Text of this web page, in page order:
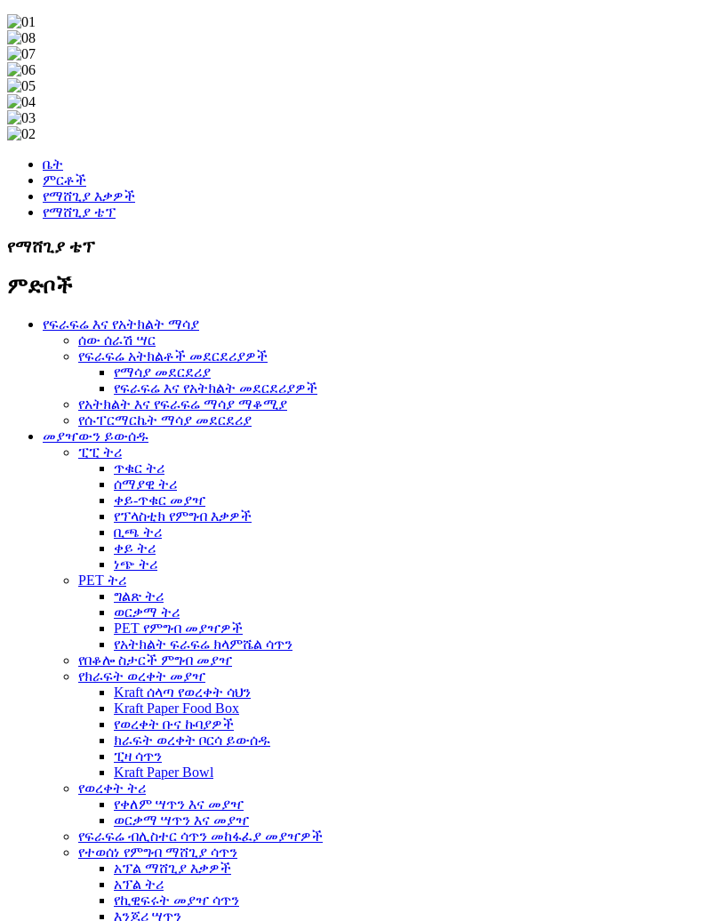
ቤት
ምርቶች
የማሸጊያ እቃዎች
የማሸጊያ ቴፕ
የማሸጊያ ቴፕ
ምድቦች
የፍራፍሬ እና የአትክልት ማሳያ
ሰው ሰራሽ ሣር
የፍራፍሬ አትክልቶች መደርደሪያዎች
የማሳያ መደርደሪያ
የፍራፍሬ እና የአትክልት መደርደሪያዎች
የአትክልት እና የፍራፍሬ ማሳያ ማቆሚያ
የሱፐርማርኬት ማሳያ መደርደሪያ
መያዣውን ይውሰዱ
ፒፒ ትሪ
ጥቁር ትሪ
ሰማያዊ ትሪ
ቀይ-ጥቁር መያዣ
የፕላስቲክ የምግብ እቃዎች
ቢጫ ትሪ
ቀይ ትሪ
ነጭ ትሪ
PET ትሪ
ግልጽ ትሪ
ወርቃማ ትሪ
PET የምግብ መያዣዎች
የአትክልት ፍራፍሬ ክላምሼል ሳጥን
የበቆሎ ስታርች ምግብ መያዣ
የክራፍት ወረቀት መያዣ
Kraft ሰላጣ የወረቀት ሳህን
Kraft Paper Food Box
የወረቀት ቡና ኩባያዎች
ክራፍት ወረቀት ቦርሳ ይውሰዱ
ፒዛ ሳጥን
Kraft Paper Bowl
የወረቀት ትሪ
የቀለም ሣጥን እና መያዣ
ወርቃማ ሣጥን እና መያዣ
የፍራፍሬ ብሊስተር ሳጥን መከፋፈያ መያዣዎች
የተወሰነ የምግብ ማሸጊያ ሳጥን
አፕል ማሸጊያ እቃዎች
አፕል ትሪ
የኪዊፍሩት መያዣ ሳጥን
እንጆሪ ሣጥን